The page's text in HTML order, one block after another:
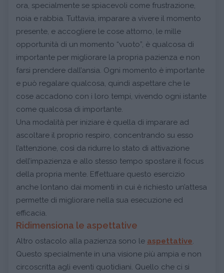
ora, specialmente se spiacevoli come frustrazione,
noia e rabbia. Tuttavia, imparare a vivere il momento
presente, e accogliere le cose attorno, le mille
opportunità di un momento “vuoto”, è qualcosa di
importante per migliorare la propria pazienza e non
farsi prendere dall’ansia. Ogni momento è importante
e può regalare qualcosa, quindi aspettare che le
cose accadono con i loro tempi, vivendo ogni istante
come qualcosa di importante.
Una modalità per iniziare è quella di imparare ad
ascoltare il proprio respiro, concentrando su esso
l’attenzione, così da ridurre lo stato di attivazione
dell’impazienza e allo stesso tempo spostare il focus
della propria mente. Effettuare questo esercizio
anche lontano dai momenti in cui è richiesto un’attesa
permette di migliorare nella sua esecuzione ed
efficacia.
Ridimensiona le aspettative
Altro ostacolo alla pazienza sono le aspettative
Questo specialmente in una visione più ampia e non
circoscritta agli eventi quotidiani. Quello che ci si